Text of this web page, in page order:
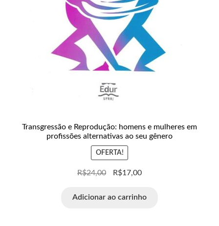
Transgressão e Reprodução: homens e mulheres em
profissões alternativas ao seu gênero
OFERTA!
R$24,00 R$17,00
Adicionar ao carrinho